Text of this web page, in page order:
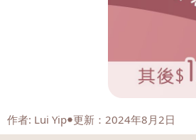
作者: Lui Yip 更新：2024年8月2日